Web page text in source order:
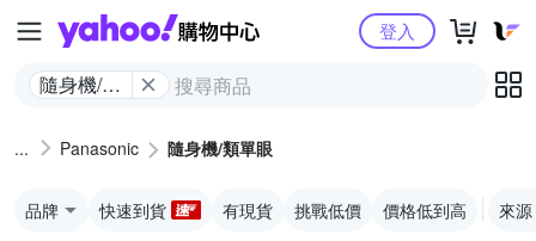
Yahoo購物中心
隨身機/類
登入
Panasonic 隨身機/類單眼
品牌 快速到貨 有現貨 挑戰低價 價格低到高 來源